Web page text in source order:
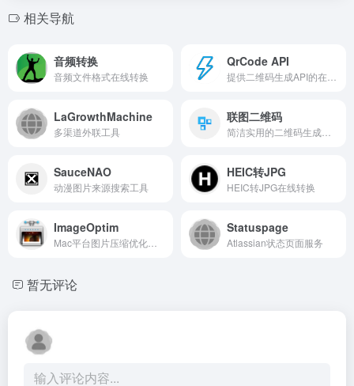
相关导航
音频转换
音频文件格式在线转换
QrCode API
LaGrowthMachine
多渠道外联工具
联图二维码
SauceNAO
动漫图片来源搜索工具
HEIC转JPG
HEIC转JPG在线转换
ImageOptim Statuspage
Atlassian状态页面服务
暂无评论